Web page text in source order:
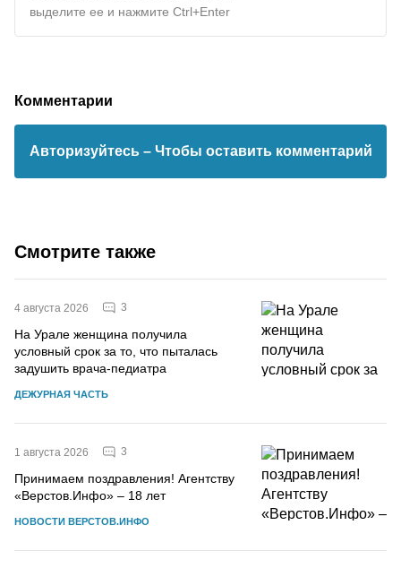
выделите ее и нажмите Ctrl+Enter
Комментарии
Авторизуйтесь – Чтобы оставить комментарий
Смотрите также
4 августа 2026 3
На Урале женщина получила
условный срок за то, что пыталась
задушить врача-педиатра
ДЕЖУРНАЯ ЧАСТЬ
1 августа 2026 3
Принимаем поздравления! Агентству
«Верстов.Инфо» – 18 лет
НОВОСТИ ВЕРСТОВ.ИНФО